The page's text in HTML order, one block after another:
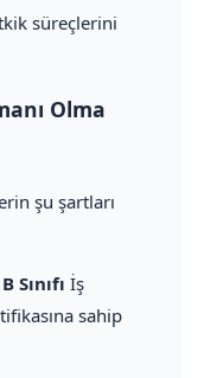
süreçlerini
Olma
şu şartları
B Sınıfı İş
sahip